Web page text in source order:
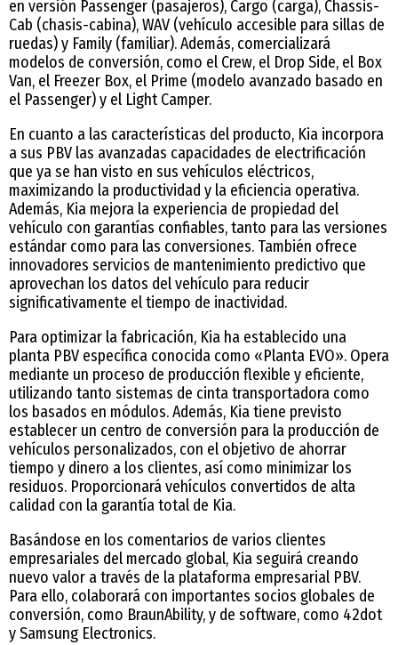
en versión Passenger (pasajeros), Cargo (carga), Chassis-
Cab (chasis-cabina), WAV (vehículo accesible para sillas de
ruedas) y Family (familiar). Además, comercializará
modelos de conversión, como el Crew, el Drop Side, el Box
Van, el Freezer Box, el Prime (modelo avanzado basado en
el Passenger) y el Light Camper.
En cuanto a las características del producto, Kia incorpora
a sus PBV las avanzadas capacidades de electrificación
que ya se han visto en sus vehículos eléctricos,
maximizando la productividad y la eficiencia operativa.
Además, Kia mejora la experiencia de propiedad del
vehículo con garantías confiables, tanto para las versiones
estándar como para las conversiones. También ofrece
innovadores servicios de mantenimiento predictivo que
aprovechan los datos del vehículo para reducir
significativamente el tiempo de inactividad.
Para optimizar la fabricación, Kia ha establecido una
planta PBV específica conocida como «Planta EVO». Opera
mediante un proceso de producción flexible y eficiente,
utilizando tanto sistemas de cinta transportadora como
los basados en módulos. Además, Kia tiene previsto
establecer un centro de conversión para la producción de
vehículos personalizados, con el objetivo de ahorrar
tiempo y dinero a los clientes, así como minimizar los
residuos. Proporcionará vehículos convertidos de alta
calidad con la garantía total de Kia.
Basándose en los comentarios de varios clientes
empresariales del mercado global, Kia seguirá creando
nuevo valor a través de la plataforma empresarial PBV.
Para ello, colaborará con importantes socios globales de
conversión, como BraunAbility, y de software, como 42dot
y Samsung Electronics.